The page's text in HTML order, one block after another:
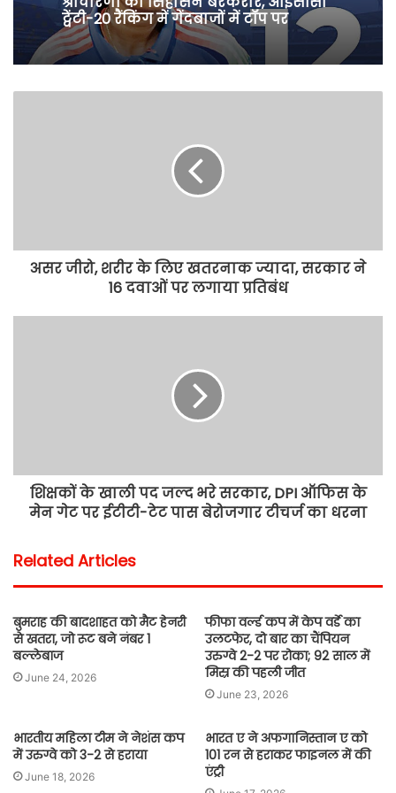
ट्वेंटी-20 रैंकिंग में गेंदबाजों में टॉप पर
असर जीरो, शरीर के लिए खतरनाक ज्यादा, सरकार ने
16 दवाओं पर लगाया प्रतिबंध
शिक्षकों के खाली पद जल्द भरे सरकार, DPI ऑफिस के
मेन गेट पर ईटीटी-टेट पास बेरोजगार टीचर्ज का धरना
Related Articles
बुमराह की बादशाहत को मैट हेनरी
से खतरा, जो रूट बने नंबर 1
बल्लेबाज
June 24, 2026
फीफा वर्ल्ड कप में केप वर्डे का
उलटफेर, दो बार का चैंपियन
उरुग्वे 2-2 पर रोका; 92 साल में
मिस्र की पहली जीत
June 23, 2026
भारतीय महिला टीम ने नेशंस कप
में उरुग्वे को 3-2 से हराया
June 18, 2026
भारत ए ने अफगानिस्तान ए को
101 रन से हराकर फाइनल में की
एंट्री